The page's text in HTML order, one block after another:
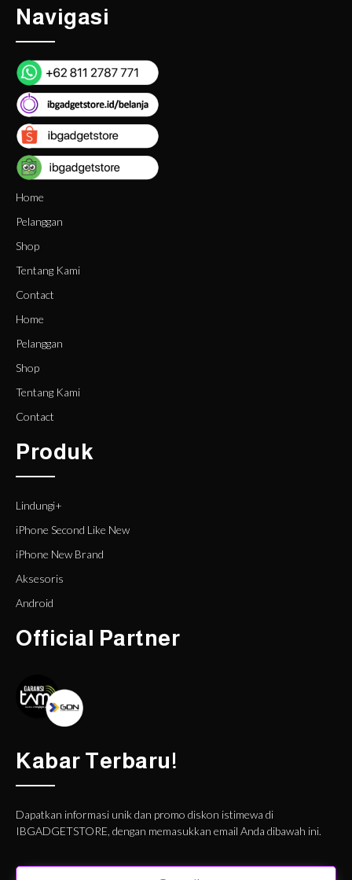
Navigasi
Home
Pelanggan
Shop
Tentang Kami
Contact
Home
Pelanggan
Shop
Tentang Kami
Contact
Produk
Lindungi+
iPhone Second Like New
iPhone New Brand
Aksesoris
Android
Official Partner
Kabar Terbaru!
Dapatkan informasi unik dan promo diskon istimewa di
IBGADGETSTORE, dengan memasukkan email Anda dibawah ini.